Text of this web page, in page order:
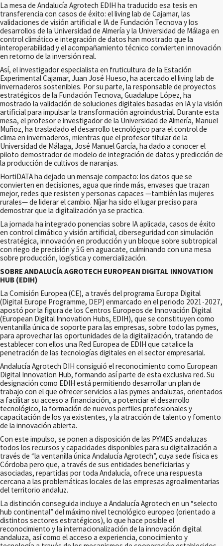
La mesa de Andalucía Agrotech EDIH ha traducido esa tesis en
transferencia con casos de éxito: el living lab de Cajamar, las
validaciones de visión artificial e IA de Fundación Tecnova y los
desarrollos de la Universidad de Almería y la Universidad de Málaga en
control climático e integración de datos han mostrado que la
interoperabilidad y el acompañamiento técnico convierten innovación
en retorno de la inversión real.
Así, el investigador especialista en fruticultura de la Estación
Experimental Cajamar, Juan José Hueso, ha acercado el living lab de
invernaderos sostenibles. Por su parte, la responsable de proyectos
estratégicos de la Fundación Tecnova, Guadalupe López, ha
mostrado la validación de soluciones digitales basadas en IA y la visión
artificial para impulsar la transformación agroindustrial. Durante esta
mesa, el profesor e investigador de la Universidad de Almería, Manuel
Muñoz, ha trasladado el desarrollo tecnológico para el control de
clima en invernaderos, mientras que el profesor titular de la
Universidad de Málaga, José Manuel García, ha dado a conocer el
piloto demostrador de modelo de integración de datos y predicción de
la producción de cultivos de naranjas.
HortiDATA ha dejado un mensaje compacto: los datos que se
convierten en decisiones, agua que rinde más, envases que trazan
mejor, redes que resisten y personas capaces —también las mujeres
rurales— de liderar el cambio. Níjar ha sido el lugar preciso para
demostrar que la digitalización ya se practica.
La jornada ha integrado ponencias sobre IA aplicada, casos de éxito
en control climático y visión artificial, ciberseguridad con simulación
estratégica, innovación en producción y un bloque sobre subtropical
con riego de precisión y 5G en aguacate, culminando con una mesa
sobre producción, logística y comercialización.
SOBRE ANDALUCÍA AGROTECH EUROPEAN DIGITAL INNOVATION
HUB (EDIH)
La Comisión Europea (CE), a través del programa Europa Digital
(Digital Europe Programme, DEP) enmarcado en el periodo 2021-2027,
apostó por la figura de los Centros Europeos de Innovación Digital
(European Digital Innovation Hubs, EDIH), que se constituyen como
ventanilla única de soporte para las empresas, sobre todo las pymes,
para aprovechar las oportunidades de la digitalización, tratando de
establecer con ellos una Red Europea de EDIH que catalice la
penetración de las tecnologías digitales en el sector empresarial.
Andalucía Agrotech DIH consiguió el reconocimiento como European
Digital Innovation Hub, formando así parte de esta exclusiva red. Su
designación como EDIH está permitiendo desarrollar un plan de
trabajo con el que ofrecer servicios a las pymes andaluzas, orientados
a facilitar su acceso a financiación, a potenciar el desarrollo
tecnológico, la formación de nuevos perfiles profesionales y
capacitación de los ya existentes, y la atracción de talento y fomento
de la innovación abierta.
Con este impulso, se ponen a disposición de las PYMES andaluzas
todos los recursos y capacidades disponibles para su digitalización a
través de “la ventanilla única Andalucía Agrotech”, cuya sede física es
Córdoba pero que, a través de sus entidades beneficiarias y
asociadas, repartidas por toda Andalucía, ofrece una respuesta
cercana a las problemáticas locales de las empresas agroalimentarias
del territorio andaluz.
La distinción conseguida incluye a Andalucía Agrotech en un “selecto
hub continental” del máximo nivel tecnológico europeo (orientado a
distintos sectores estratégicos), lo que hace posible el
reconocimiento y la internacionalización de la innovación digital
andaluza, así como el acceso a experiencia, conocimiento y